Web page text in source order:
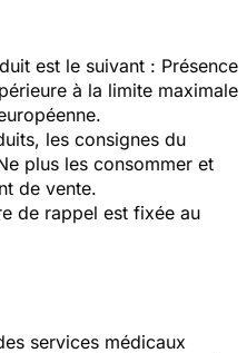
est le suivant : Présence
à la limite maximale
les consignes du
plus les consommer et
de vente.
de rappel est fixée au
services médicaux